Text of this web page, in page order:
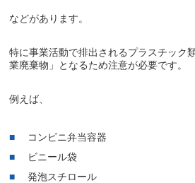
などがあります。
特に事業活動で排出されるプラスチック
業廃棄物」となるため注意が必要です。
例えば、
コンビニ弁当容器
ビニール袋
発泡スチロール